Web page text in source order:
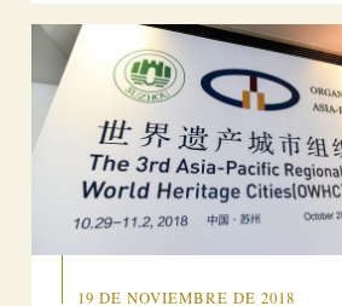
19 DE NOVIEMBRE DE 2018